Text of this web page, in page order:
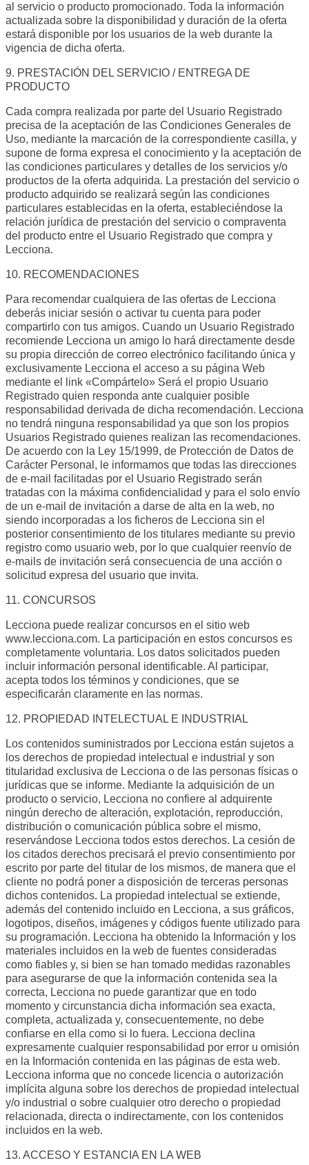
al servicio o producto promocionado. Toda la información
actualizada sobre la disponibilidad y duración de la oferta
estará disponible por los usuarios de la web durante la
vigencia de dicha oferta.
9. PRESTACIÓN DEL SERVICIO / ENTREGA DE
PRODUCTO
Cada compra realizada por parte del Usuario Registrado
precisa de la aceptación de las Condiciones Generales de
Uso, mediante la marcación de la correspondiente casilla, y
supone de forma expresa el conocimiento y la aceptación de
las condiciones particulares y detalles de los servicios y/o
productos de la oferta adquirida. La prestación del servicio o
producto adquirido se realizará según las condiciones
particulares establecidas en la oferta, estableciéndose la
relación jurídica de prestación del servicio o compraventa
del producto entre el Usuario Registrado que compra y
Lecciona.
10. RECOMENDACIONES
Para recomendar cualquiera de las ofertas de Lecciona
deberás iniciar sesión o activar tu cuenta para poder
compartirlo con tus amigos. Cuando un Usuario Registrado
recomiende Lecciona un amigo lo hará directamente desde
su propia dirección de correo electrónico facilitando única y
exclusivamente Lecciona el acceso a su página Web
mediante el link «Compártelo» Será el propio Usuario
Registrado quien responda ante cualquier posible
responsabilidad derivada de dicha recomendación. Lecciona
no tendrá ninguna responsabilidad ya que son los propios
Usuarios Registrado quienes realizan las recomendaciones.
De acuerdo con la Ley 15/1999, de Protección de Datos de
Carácter Personal, le informamos que todas las direcciones
de e-mail facilitadas por el Usuario Registrado serán
tratadas con la máxima confidencialidad y para el solo envío
de un e-mail de invitación a darse de alta en la web, no
siendo incorporadas a los ficheros de Lecciona sin el
posterior consentimiento de los titulares mediante su previo
registro como usuario web, por lo que cualquier reenvío de
e-mails de invitación será consecuencia de una acción o
solicitud expresa del usuario que invita.
11. CONCURSOS
Lecciona puede realizar concursos en el sitio web
www.lecciona.com. La participación en estos concursos es
completamente voluntaria. Los datos solicitados pueden
incluir información personal identificable. Al participar,
acepta todos los términos y condiciones, que se
especificarán claramente en las normas.
12. PROPIEDAD INTELECTUAL E INDUSTRIAL
Los contenidos suministrados por Lecciona están sujetos a
los derechos de propiedad intelectual e industrial y son
titularidad exclusiva de Lecciona o de las personas físicas o
jurídicas que se informe. Mediante la adquisición de un
producto o servicio, Lecciona no confiere al adquirente
ningún derecho de alteración, explotación, reproducción,
distribución o comunicación pública sobre el mismo,
reservándose Lecciona todos estos derechos. La cesión de
los citados derechos precisará el previo consentimiento por
escrito por parte del titular de los mismos, de manera que el
cliente no podrá poner a disposición de terceras personas
dichos contenidos. La propiedad intelectual se extiende,
además del contenido incluido en Lecciona, a sus gráficos,
logotipos, diseños, imágenes y códigos fuente utilizado para
su programación. Lecciona ha obtenido la Información y los
materiales incluidos en la web de fuentes consideradas
como fiables y, si bien se han tomado medidas razonables
para asegurarse de que la información contenida sea la
correcta, Lecciona no puede garantizar que en todo
momento y circunstancia dicha información sea exacta,
completa, actualizada y, consecuentemente, no debe
confiarse en ella como si lo fuera. Lecciona declina
expresamente cualquier responsabilidad por error u omisión
en la Información contenida en las páginas de esta web.
Lecciona informa que no concede licencia o autorización
implícita alguna sobre los derechos de propiedad intelectual
y/o industrial o sobre cualquier otro derecho o propiedad
relacionada, directa o indirectamente, con los contenidos
incluidos en la web.
13. ACCESO Y ESTANCIA EN LA WEB